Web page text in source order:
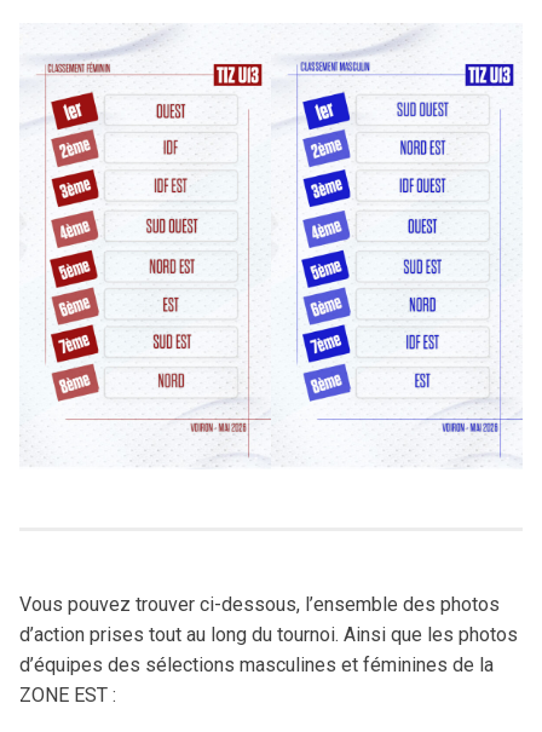
Tournoi Inter-Zones U13
Tournoi Inter-Secteurs U14
Tournoi Inter-Pôles U15
Tournoi 3×3 des Pôles
Académie Christian Jallon
Vous pouvez trouver ci-dessous, l’ensemble des photos
d’action prises tout au long du tournoi. Ainsi que les photos
d’équipes des sélections masculines et féminines de la
ZONE EST :